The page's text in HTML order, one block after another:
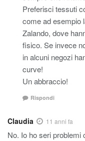
Preferisci tessuti
come ad esempio
Zalando, dove
fisico. Se invece
in alcuni negozi
curve!
Un abbraccio!
Rispondi
Claudia 11 anni fa
No. Io ho seri problemi